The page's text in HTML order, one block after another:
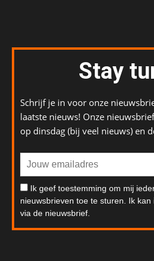
Stay
Schrijf je in voor onze
laatste nieuws! Onze
op dinsdag (bij veel nieuws) en
Ik geef toestemming om mij
nieuwsbrieven toe te sturen. Ik
via de nieuwsbrief.